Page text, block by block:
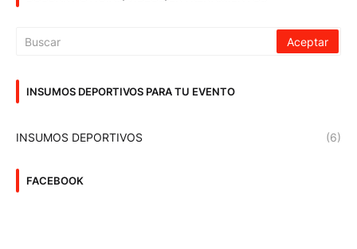
INSUMOS DEPORTIVOS PARA TU EVENTO
INSUMOS DEPORTIVOS (6)
FACEBOOK